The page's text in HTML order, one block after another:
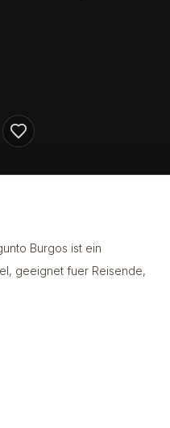
Burgos ist ein
geeignet fuer Reisende,